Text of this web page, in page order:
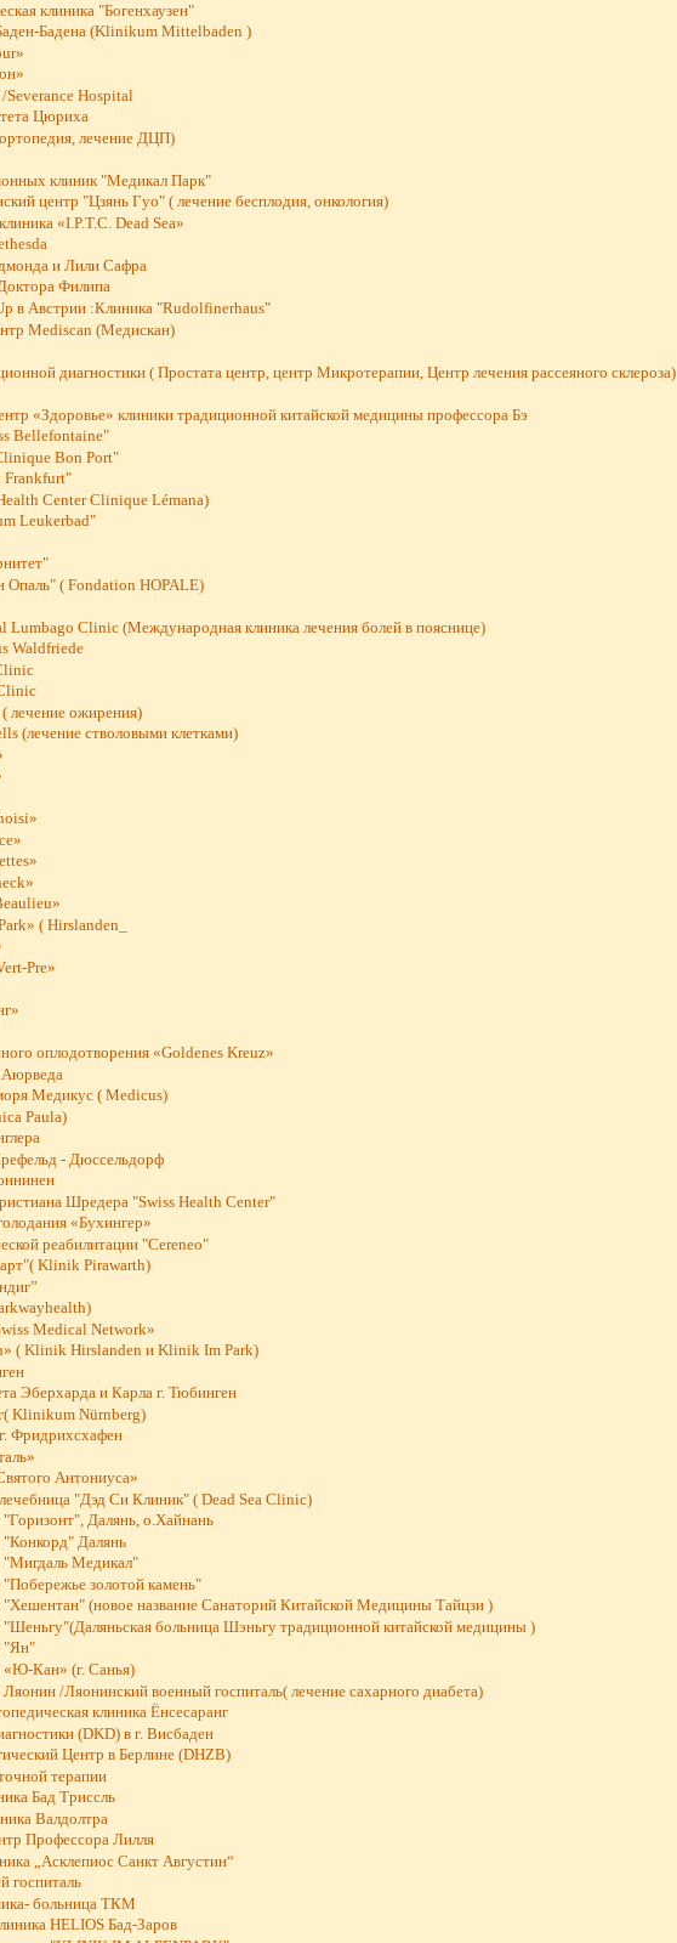
клиника "Богенхаузен"
Бадена (Klinikum Mittelbaden )
Severance Hospital
Цюриха
лечение ДЦП)
клиник "Медикал Парк"
центр "Цзянь Гуо" ( лечение бесплодия, онкология)
«I.P.T.C. Dead Sea»
и Лили Сафра
Филипа
в Австрии :Клиника "Rudolfinerhaus"
Mediscan (Медискан)
диагностики ( Простата центр, центр Микротерапии, Центр лечения рассеяного склероза)
«Здоровье» клиники традиционной китайской медицины профессора Бэ
Bellefontaine"
Bon Port"
Center Clinique Lémana)
Leukerbad"
Опаль" ( Fondation HOPALE)
Lumbago Clinic (Международная клиника лечения болей в пояснице)
Waldfriede
лечение ожирения)
(лечение стволовыми клетками)
( Hirslanden_
Pre»
оплодотворения «Goldenes Kreuz»
Медикус ( Medicus)
Paula)
- Дюссельдорф
Шредера "Swiss Health Center"
«Бухингер»
реабилитации "Cereneo"
Klinik Pirawarth)
Medical Network»
( Klinik Hirslanden и Klinik Im Park)
Эберхарда и Карла г. Тюбинген
Klinikum Nürnberg)
Фридрихсхафен
Антониуса»
"Дэд Си Клиник" ( Dead Sea Clinic)
Далянь, о.Хайнань
Далянь
Медикал"
золотой камень"
(новое название Санаторий Китайской Медицины Тайцзи )
больница Шэньгу традиционной китайской медицины )
"Ян"
Кан» (г. Санья)
/Ляонинский военный госпиталь( лечение сахарного диабета)
клиника Ёнсесаранг
(DKD) в г. Висбаден
Центр в Берлине (DHZB)
терапии
Бад Триссль
Валдолтра
Профессора Лилля
„Асклепиос Санкт Августин“
госпиталь
больница ТКМ
HELIOS Бад-Заров